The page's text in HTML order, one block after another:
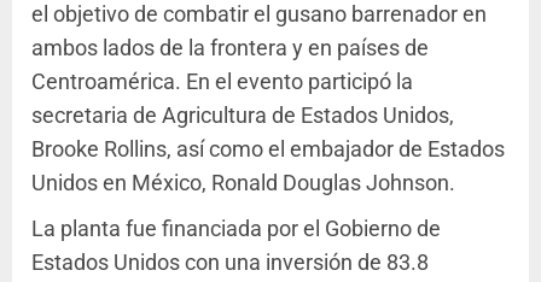
el objetivo de combatir el gusano barrenador en
ambos lados de la frontera y en países de
Centroamérica. En el evento participó la
secretaria de Agricultura de Estados Unidos,
Brooke Rollins, así como el embajador de Estados
Unidos en México, Ronald Douglas Johnson.
La planta fue financiada por el Gobierno de
Estados Unidos con una inversión de 83.8